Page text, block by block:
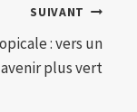
SUIVANT
: vers un
avenir plus vert